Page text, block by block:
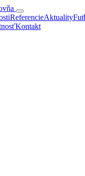
ReferencieAktuality
Kontakt